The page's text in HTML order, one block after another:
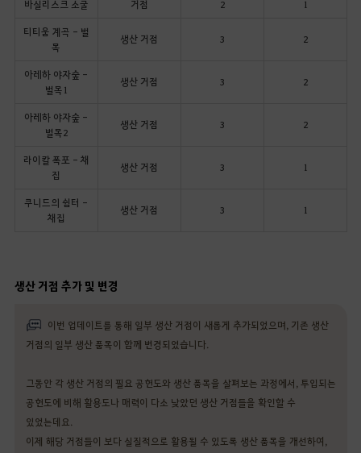
바실리스크 소굴 거점 2 1
티티움 계곡 - 벌
목
생산 거점 3 2
아레하 야자숲 -
벌목1
생산 거점 3 2
아레하 야자숲 -
벌목2
생산 거점 3 2
라이칼 폭포 - 채
집
생산 거점 3 1
쿠니드의 쉼터 -
채집
생산 거점 3 1
생산 거점 추가 및 변경
이번 업데이트를 통해 일부 생산 거점이 새롭게 추가되었으며, 기존 생산
거점의 일부 생산 품목이 함께 변경되었습니다.
그동안 각 생산 거점의 필요 공헌도와 생산 품목을 살펴보는 과정에서, 투입되는
공헌도에 비해 활용도나 매력이 다소 낮았던 생산 거점들을 확인할 수
있었는데요.
이제 해당 거점들이 보다 실질적으로 활용될 수 있도록 생산 품목을 개선하여,